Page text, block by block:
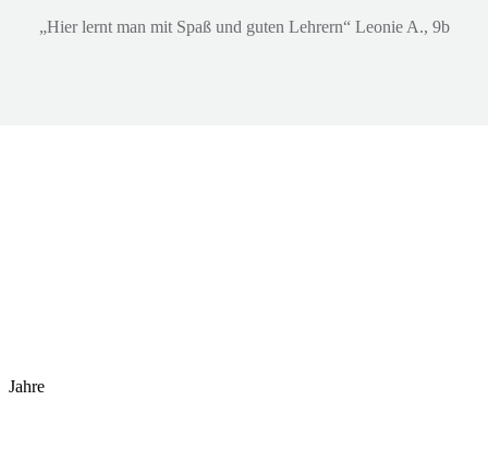
„Hier lernt man mit Spaß und guten Lehrern“ Leonie A., 9b
Jahre